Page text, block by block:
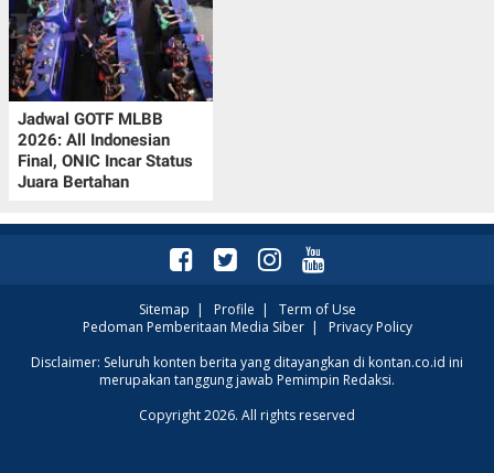
Jadwal GOTF MLBB
2026: All Indonesian
Final, ONIC Incar Status
Juara Bertahan
Sitemap | Profile | Term of Use
Pedoman Pemberitaan Media Siber| Privacy Policy
Disclaimer: Seluruh konten berita yang ditayangkan di kontan.co.id ini
merupakan tanggung jawab Pemimpin Redaksi.
Copyright 2026. All rights reserved